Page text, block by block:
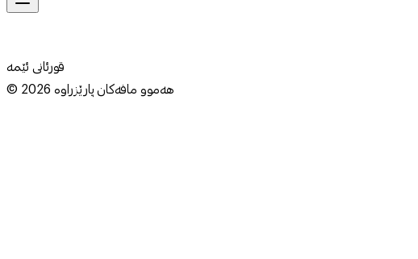
قورئانی ئێمە
© 2026هەموو مافەکان پارێزراوە